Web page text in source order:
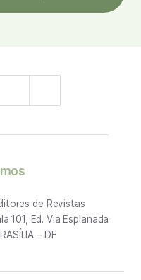
de Revistas
101, Ed. Via Esplanada
– DF